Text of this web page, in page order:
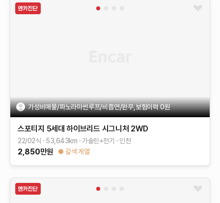
가성비매물/파노라마썬루프/비흡연/완무,보험이력 0원
스포티지 5세대 하이브리드 시그니처 2WD
22/02식 53,643km 가솔린+전기 인천
2,850만원 갈색 계열